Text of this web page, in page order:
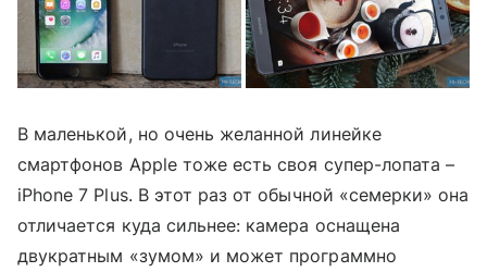
В маленькой, но очень желанной линейке
смартфонов Apple тоже есть своя супер-лопата –
iPhone 7 Plus. В этот раз от обычной «семерки» она
отличается куда сильнее: камера оснащена
двукратным «зумом» и может программно